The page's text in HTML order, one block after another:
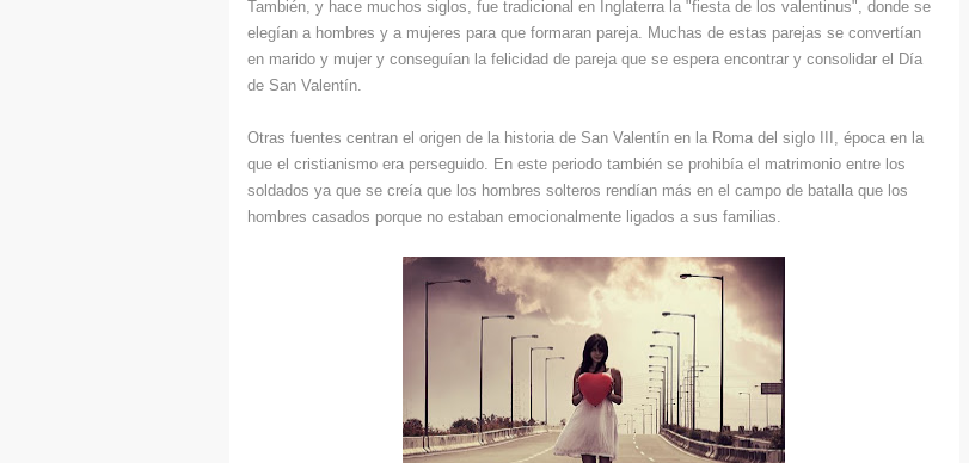
También, y hace muchos siglos, fue tradicional en Inglaterra la "fiesta de los valentinus", donde se
elegían a hombres y a mujeres para que formaran pareja. Muchas de estas parejas se convertían
en marido y mujer y conseguían la felicidad de pareja que se espera encontrar y consolidar el Día
de San Valentín.
Otras fuentes centran el origen de la historia de San Valentín en la Roma del siglo III, época en la
que el cristianismo era perseguido. En este periodo también se prohibía el matrimonio entre los
soldados ya que se creía que los hombres solteros rendían más en el campo de batalla que los
hombres casados porque no estaban emocionalmente ligados a sus familias.